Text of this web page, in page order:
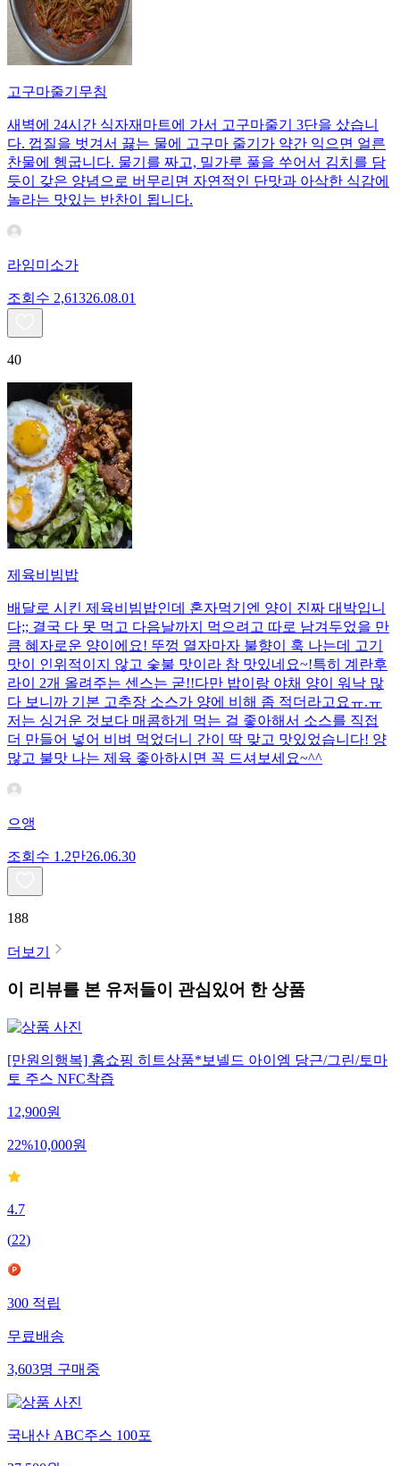
고구마줄기무침
새벽에 24시간 식자재마트에 가서 고구마줄기 3단을 샀습니
다. 껍질을 벗겨서 끓는 물에 고구마 줄기가 약간 익으면 얼른
찬물에 헹굽니다. 물기를 짜고, 밀가루 풀을 쑤어서 김치를 담
듯이 갖은 양념으로 버무리면 자연적인 단맛과 아삭한 식감에
놀라는 맛있는 반찬이 됩니다.
라임미소가
조회수 2,61326.08.01
40
제육비빔밥
배달로 시킨 제육비빔밥인데 혼자먹기엔 양이 진짜 대박입니
다;; 결국 다 못 먹고 다음날까지 먹으려고 따로 남겨두었을 만
큼 혜자로운 양이에요! 뚜껑 열자마자 불향이 훅 나는데 고기
맛이 인위적이지 않고 숯불 맛이라 참 맛있네요~!특히 계란후
라이 2개 올려주는 센스는 굳!! ​다만 밥이랑 야채 양이 워낙 많
다 보니까 기본 고추장 소스가 양에 비해 좀 적더라고요ㅠ.ㅠ
저는 싱거운 것보다 매콤하게 먹는 걸 좋아해서 소스를 직접
더 만들어 넣어 비벼 먹었더니 간이 딱 맞고 맛있었습니다! 양
많고 불맛 나는 제육 좋아하시면 꼭 드셔보세요~^^
으앵
조회수 1.2만26.06.30
188
더보기
이 리뷰를 본 유저들이 관심있어 한 상품
[만원의행복] 홈쇼핑 히트상품*보넬드 아이엠 당근/그린/토마
토 주스 NFC착즙
12,900원
22%10,000원
4.7
(22)
300 적립
무료배송
3,603명 구매중
국내산 ABC주스 100포